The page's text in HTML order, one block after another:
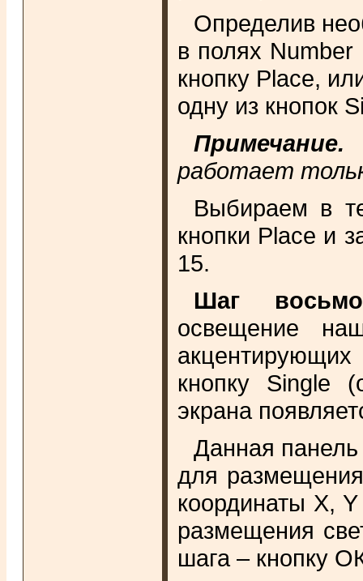
Определив
в полях
кнопку Place,
одну из кнопок
Примечание.
работает
Выбираем в
кнопки Place и
15.
Шаг
освещение
кнопку Single
экрана
Данная
для размещения
координаты X,
размещения
шага – кнопку